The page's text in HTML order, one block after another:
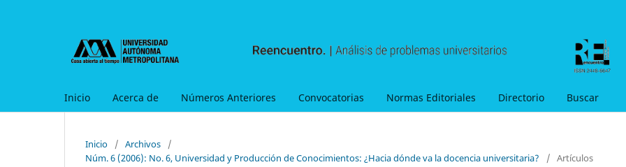
Inicio Acerca de Números Anteriores Convocatorias Normas Editoriales Directorio Buscar
Inicio / Archivos
/
Núm. 6 (2006): No. 6, Universidad y Producción de Conocimientos: ¿Hacia dónde va la docencia universitaria?
/ Artículos